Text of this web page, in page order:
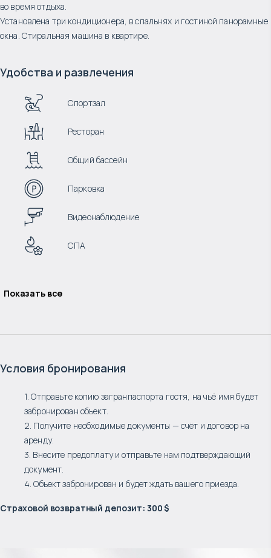
во время отдыха.
Установлена три кондиционера, в спальнях и гостиной панорамные
окна. Стиральная машина в квартире.
Удобства и развлечения
Спортзал
Ресторан
Общий бассейн
Парковка
Видеонаблюдение
СПА
Показать все
Условия бронирования
1. Отправьте копию загранпаспорта гостя, на чьё имя будет
забронирован объект.
2. Получите необходимые документы — счёт и договор на
аренду.
3. Внесите предоплату и отправьте нам подтверждающий
документ.
4. Объект забронирован и будет ждать вашего приезда.
Страховой возвратный депозит: 300 $